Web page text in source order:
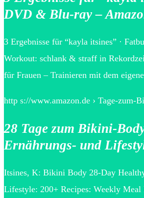
DVD & Blu-ray –
3 Ergebnisse für “kayla itsines” ·
Workout: schlank & straff in
für Frauen – Trainieren mit dem
http s://www.amazon.de › Tage-
28 Tage zum Bikini-
Ernährungs- und
Itsines, K: Bikini Body 28-Day
Lifestyle: 200+ Recipes: Weekly Meal